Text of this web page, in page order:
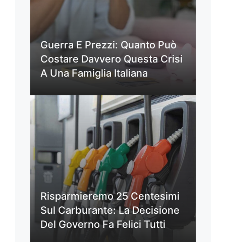
Guerra E Prezzi: Quanto Può
Costare Davvero Questa Crisi
A Una Famiglia Italiana
Risparmieremo 25 Centesimi
Sul Carburante: La Decisione
Del Governo Fa Felici Tutti